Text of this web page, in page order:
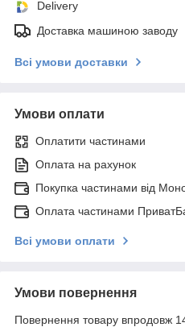
Delivery
Доставка машиною заводу
Всі умови доставки
Умови оплати
Оплатити частинами
Оплата на рахунок
Покупка частинами від
Оплата частинами
Всі умови оплати
Умови повернення
Повернення товару впродовж